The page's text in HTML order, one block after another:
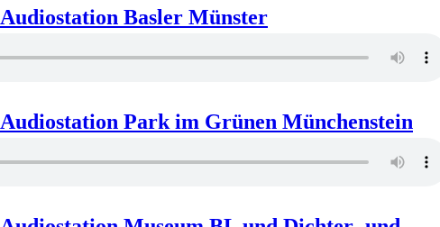
Audiostation Basler Münster
Audiostation Park im Grünen Münchenstein